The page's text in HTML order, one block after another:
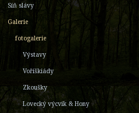
Síň slávy
Galerie
fotogalerie
Výstavy
Voříškiády
Zkoušky
Lovecký výcvik & Hony